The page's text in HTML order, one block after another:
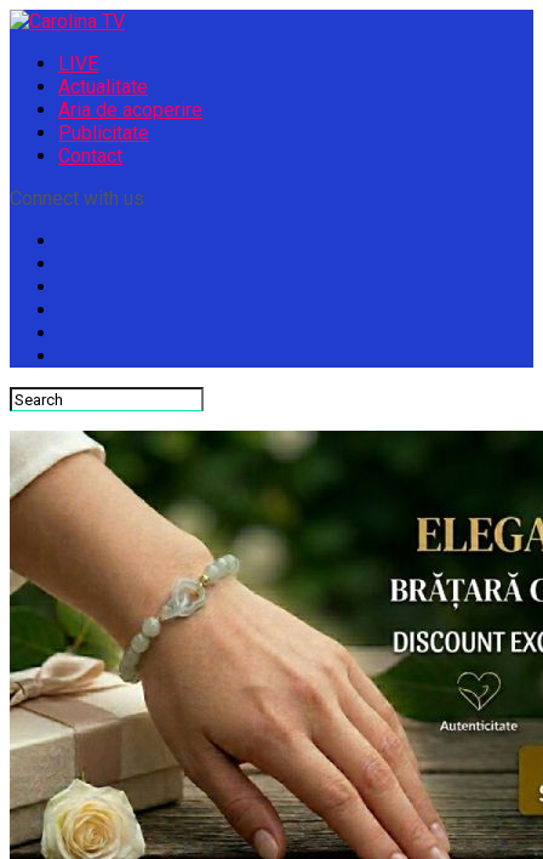
LIVE
Actualitate
Aria de acoperire
Publicitate
Contact
Connect with us